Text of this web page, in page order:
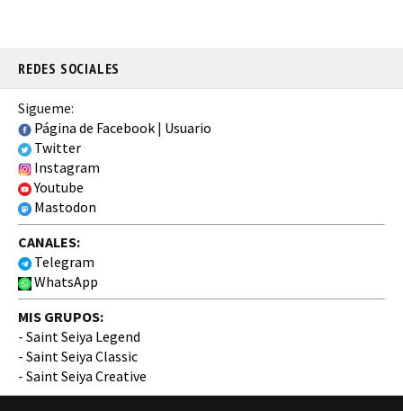
REDES SOCIALES
Sigueme:
Página de Facebook | Usuario
Twitter
Instagram
Youtube
Mastodon
CANALES:
Telegram
WhatsApp
MIS GRUPOS:
- Saint Seiya Legend
- Saint Seiya Classic
- Saint Seiya Creative